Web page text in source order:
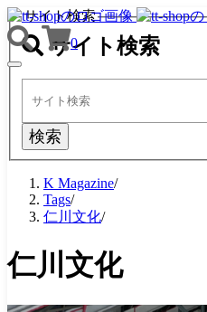
0
TOGGLE
NAVIGATION
サイト検索
サイト検索
検索
K Magazine/
Tags/
仁川文化/
仁川文化